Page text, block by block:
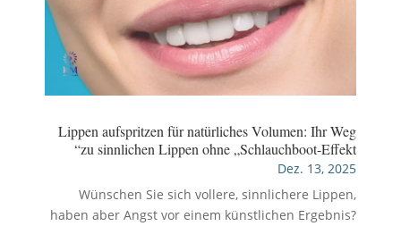
Lippen aufspritzen für natürliches Volumen: Ihr Weg
zu sinnlichen Lippen ohne „Schlauchboot-Effekt“
Dez. 13, 2025
Wünschen Sie sich vollere, sinnlichere Lippen,
haben aber Angst vor einem künstlichen Ergebnis?